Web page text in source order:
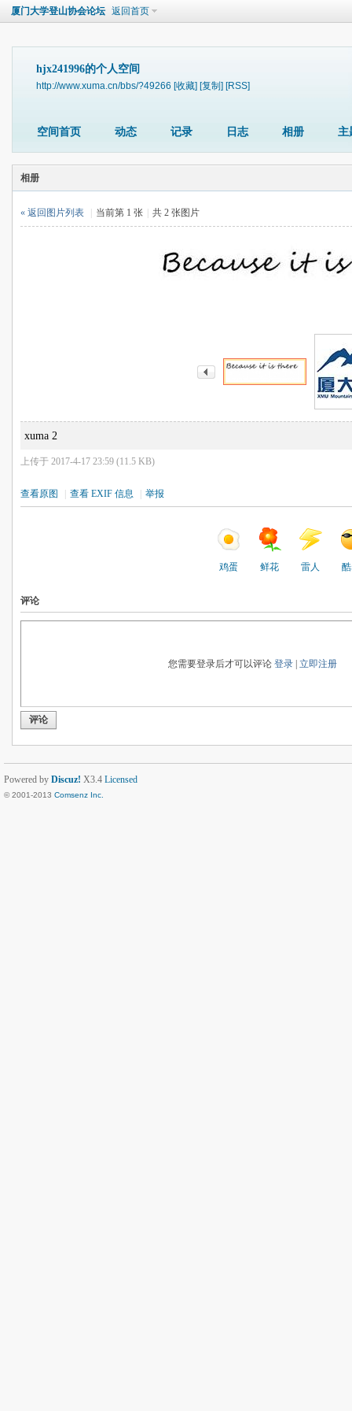
厦门大学登山协会论坛 返回首页
hjx241996的个人空间
http://www.xuma.cn/bbs/?49266 [收藏] [复制] [RSS]
空间首页 动态 记录 日志 相册 主
相册
« 返回图片列表 当前第 1 张 共 2 张图片
xuma 2
上传于 2017-4-17 23:59 (11.5 KB)
查看原图 查看 EXIF 信息 举报
鸡蛋 鲜花 雷人
评论
您需要登录后才可以评论 登录| 立即注册
评论
Powered by Discuz! X3.4 Licensed
© 2001-2013 Comsenz Inc.